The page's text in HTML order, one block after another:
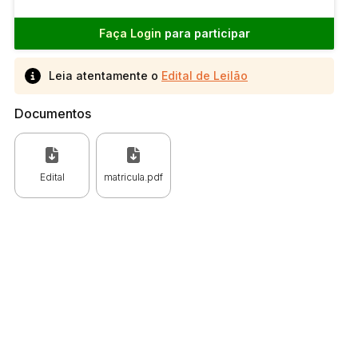
Faça Login para participar
Leia atentamente o Edital de Leilão
Documentos
Edital matricula.pdf